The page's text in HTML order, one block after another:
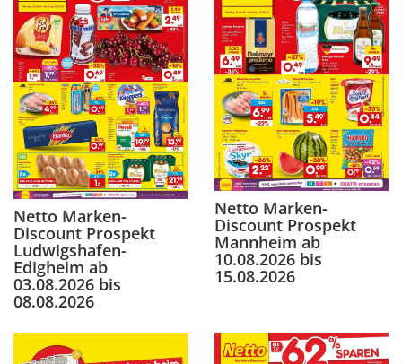
Netto Marken-
Discount Prospekt
Ludwigshafen-
Edigheim ab
03.08.2026 bis
08.08.2026
Netto Marken-
Discount Prospekt
Mannheim ab
10.08.2026 bis
15.08.2026